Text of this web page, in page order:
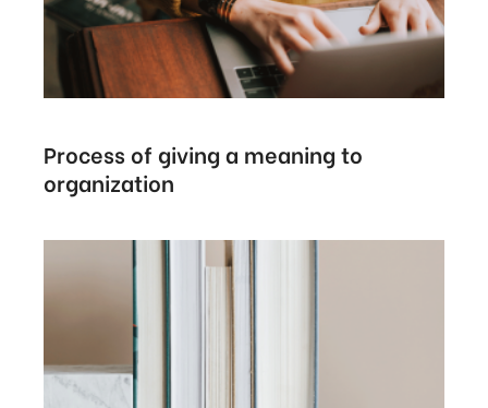
Process of giving a meaning to
organization